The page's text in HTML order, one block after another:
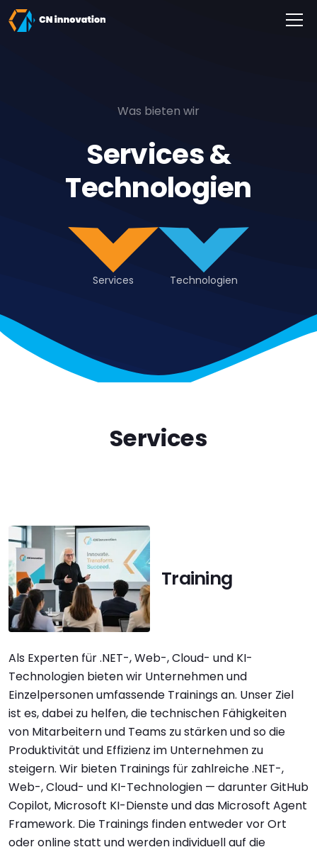
CN innovation
Was bieten wir
Services &
Technologien
Services Technologien
Services
Training
Als Experten für .NET-, Web-, Cloud- und KI-
Technologien bieten wir Unternehmen und
Einzelpersonen umfassende Trainings an. Unser Ziel
ist es, dabei zu helfen, die technischen Fähigkeiten
von Mitarbeitern und Teams zu stärken und so die
Produktivität und Effizienz im Unternehmen zu
steigern. Wir bieten Trainings für zahlreiche .NET-,
Web-, Cloud- und KI-Technologien — darunter GitHub
Copilot, Microsoft KI-Dienste und das Microsoft Agent
Framework. Die Trainings finden entweder vor Ort
oder online statt und werden individuell auf die